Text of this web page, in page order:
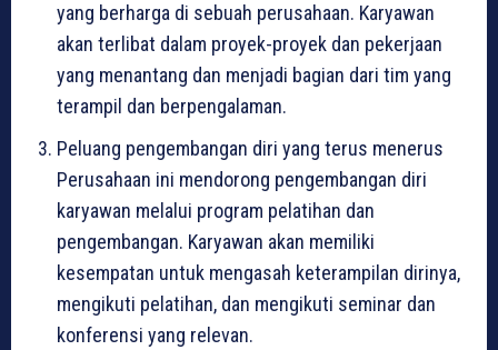
yang berharga di sebuah perusahaan. Karyawan
akan terlibat dalam proyek-proyek dan pekerjaan
yang menantang dan menjadi bagian dari tim yang
terampil dan berpengalaman.
Peluang pengembangan diri yang terus menerus
Perusahaan ini mendorong pengembangan diri
karyawan melalui program pelatihan dan
pengembangan. Karyawan akan memiliki
kesempatan untuk mengasah keterampilan dirinya,
mengikuti pelatihan, dan mengikuti seminar dan
konferensi yang relevan.